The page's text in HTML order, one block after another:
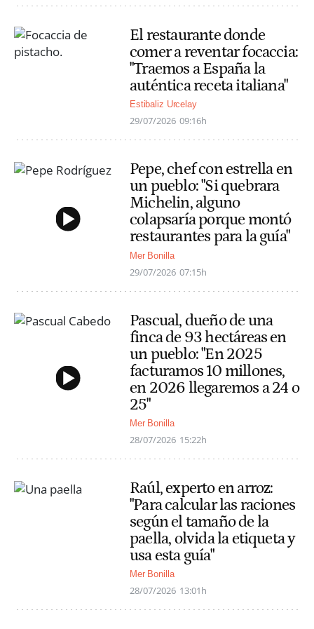
El restaurante donde
comer a reventar focaccia:
"Traemos a España la
auténtica receta italiana"
Estibaliz Urcelay
29/07/2026 09:16h
Pepe, chef con estrella en
un pueblo: "Si quebrara
Michelin, alguno
colapsaría porque montó
restaurantes para la guía"
Mer Bonilla
29/07/2026 07:15h
Pascual, dueño de una
finca de 93 hectáreas en
un pueblo: "En 2025
facturamos 10 millones,
en 2026 llegaremos a 24 o
25"
Mer Bonilla
28/07/2026 15:22h
Raúl, experto en arroz:
"Para calcular las raciones
según el tamaño de la
paella, olvida la etiqueta y
usa esta guía"
Mer Bonilla
28/07/2026 13:01h